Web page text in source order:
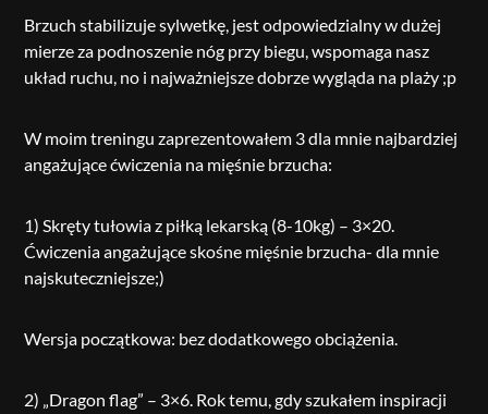
Brzuch stabilizuje sylwetkę, jest odpowiedzialny w dużej
mierze za podnoszenie nóg przy biegu, wspomaga nasz
układ ruchu, no i najważniejsze dobrze wygląda na plaży ;p
W moim treningu zaprezentowałem 3 dla mnie najbardziej
angażujące ćwiczenia na mięśnie brzucha:
1) Skręty tułowia z piłką lekarską (8-10kg) – 3×20.
Ćwiczenia angażujące skośne mięśnie brzucha- dla mnie
najskuteczniejsze;)
Wersja początkowa: bez dodatkowego obciążenia.
2) „Dragon flag” – 3×6. Rok temu, gdy szukałem inspiracji